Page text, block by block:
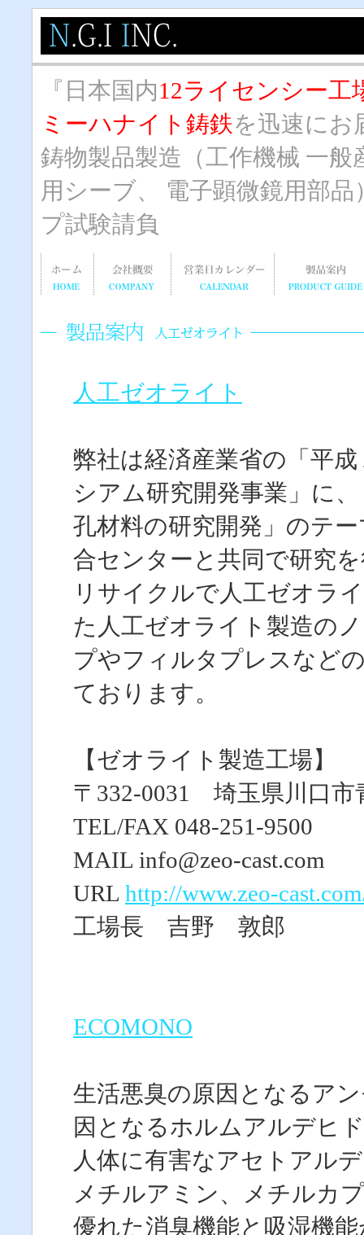
『日本国内12ライセンシー工
ミーハナイト鋳鉄を迅速にお
鋳物製品製造（工作機械 一
用シーブ、 電子顕微鏡用部
プ試験請負
人工ゼオライト
弊社は経済産業省の「平
シアム研究開発事業」に
孔材料の研究開発」のテ
合センターと共同で研究
リサイクルで人工ゼオラ
た人工ゼオライト製造の
プやフィルタプレスなど
ております。
【ゼオライト製造工場】
〒332-0031 埼玉県川口市
TEL/FAX 048-251-9500
MAIL info@zeo-cast.com
URL http://www.zeo-
工場長 吉野 敦郎
ECOMONO
生活悪臭の原因となるア
因となるホルムアルデヒ
人体に有害なアセトアル
メチルアミン、メチルカ
優れた消臭機能と吸湿機